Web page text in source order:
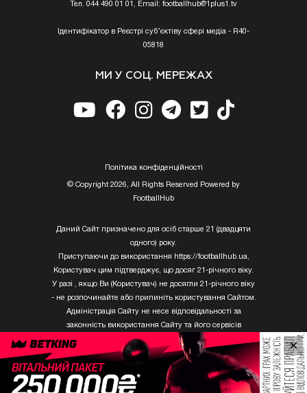
Тел. 044 490 01 01, Email: footballhub@1plus1.tv
Ідентифікатор в Реєстрі суб’єктіву сфері медіа - R40-
05818
МИ У СОЦ. МЕРЕЖАХ
Полiтика конфiденцiйностi
© Copyright 2026, All Rights Reserved Powered by
FootballHub
Даний Сайт призначено для осіб старше 21 (двадцяти
одного) року.
Приступаючи до використання https://footballhub.ua,
Користувач цим підтверджує, що досяг 21-річного віку.
У разі , якщо Ви (Користувач) не досягли 21-річного віку
- не розпочинайте або припиніть користування Сайтом.
Адміністрація Сайту не несе відповідальності за
законність використання Сайту та його сервісів
Користувачем, який не досяг 21-річного віку.
Твори Getty Images, що розміщені на сайті, не можуть
бути використані третіми особами без письмового
×